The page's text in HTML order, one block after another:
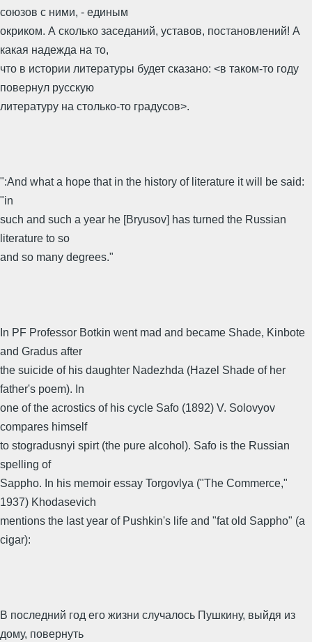
союзов с ними, - единым
окриком. А сколько заседаний, уставов, постановлений! А
какая надежда на то,
что в истории литературы будет сказано: <в таком-то году
повернул русскую
литературу на столько-то градусов>.
":And what a hope that in the history of literature it will be said:
"in
such and such a year he [Bryusov] has turned the Russian
literature to so
and so many degrees."
In PF Professor Botkin went mad and became Shade, Kinbote
and Gradus after
the suicide of his daughter Nadezhda (Hazel Shade of her
father's poem). In
one of the acrostics of his cycle Safo (1892) V. Solovyov
compares himself
to stogradusnyi spirt (the pure alcohol). Safo is the Russian
spelling of
Sappho. In his memoir essay Torgovlya ("The Commerce,"
1937) Khodasevich
mentions the last year of Pushkin's life and "fat old Sappho" (a
cigar):
В последний год его жизни случалось Пушкину, выйдя из
дому, повернуть